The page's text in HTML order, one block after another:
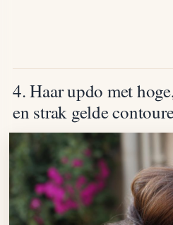
4. Haar updo met
en strak gelde